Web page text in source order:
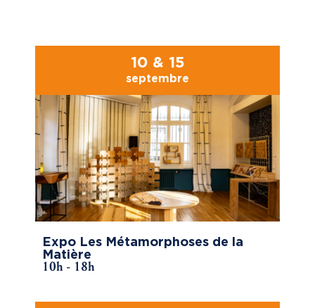
10 & 15
septembre
Expo Les Métamorphoses de la
Matière
10h - 18h